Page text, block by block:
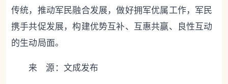
传统，推动军民融合发展，做好拥军优属工作，军民
携手共促发展，构建优势互补、互惠共赢、良性互动
的生动局面。
来 源：文成发布